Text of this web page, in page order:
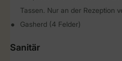
Tassen. Nur an der Rezeption
Gasherd (4 Felder)
Sanitär